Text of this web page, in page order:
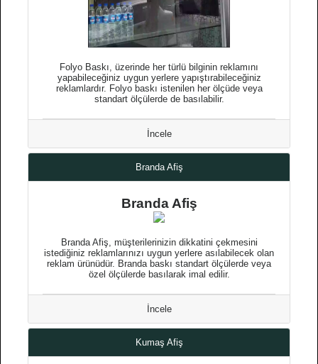
Folyo Baskı, üzerinde her türlü bilginin reklamını
yapabileceğiniz uygun yerlere yapıştırabileceğiniz
reklamlardır. Folyo baskı istenilen her ölçüde veya
standart ölçülerde de basılabilir.
İncele
Branda Afiş
Branda Afiş
Branda Afiş, müşterilerinizin dikkatini çekmesini
istediğiniz reklamlarınızı uygun yerlere asılabilecek olan
reklam ürünüdür. Branda baskı standart ölçülerde veya
özel ölçülerde basılarak imal edilir.
İncele
Kumaş Afiş